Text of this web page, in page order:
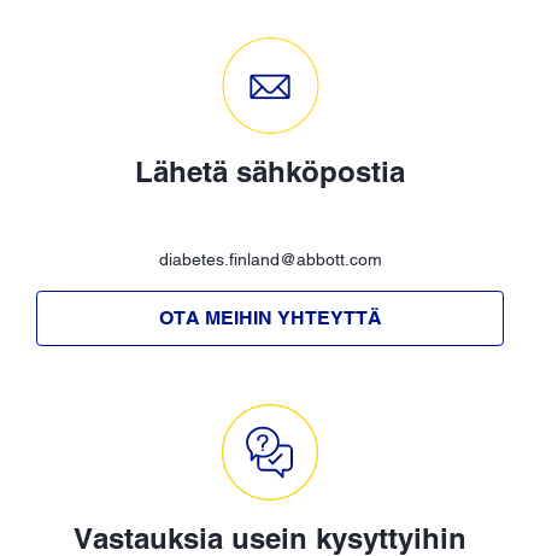
Lähetä sähköpostia
diabetes.finland@abbott.com
OTA MEIHIN YHTEYTTÄ
Vastauksia usein kysyttyihin